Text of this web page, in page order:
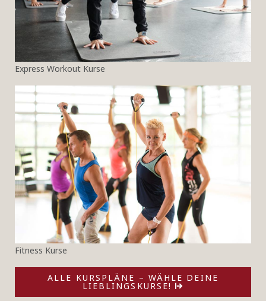
Express Workout Kurse
Fitness Kurse
ALLE KURSPLÄNE – WÄHLE DEINE
LIEBLINGSKURSE!